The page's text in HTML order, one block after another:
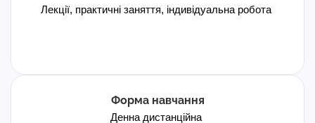
Лекції, практичні заняття, індивідуальна робота
Форма навчання
Денна дистанційна